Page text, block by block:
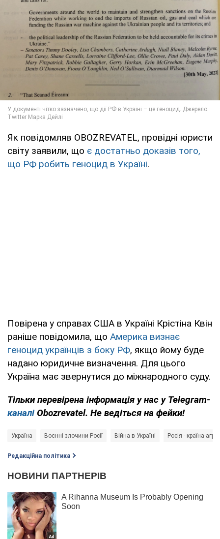
Як повідомляв OBOZREVATEL, провідні юристи
світу заявили, що є достатньо доказів того,
що РФ робить геноцид в Україні.
Повірена у справах США в Україні Крістіна Квін
раніше повідомила, що Америка визнає
геноцид українців з боку РФ, якщо йому буде
надано юридичне визначення. Для цього
Україна має звернутися до міжнародного суду.
Тільки перевірена інформація у нас у Telegram-
каналі Obozrevatel. Не ведіться на фейки!
Україна Воєнні злочини Росії Війна в Україні Росія - країна-
Редакційна політика